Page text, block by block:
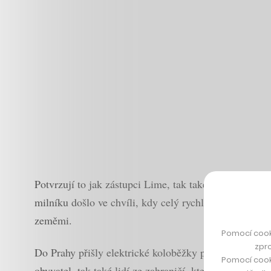
Potvrzují to jak zástupci Lime, tak také čísla. Po
milníku došlo ve chvíli, kdy celý rychle rostoucí
zeměmi.
Do Prahy přišly elektrické koloběžky poprvé na
Pomocí
Pomocí